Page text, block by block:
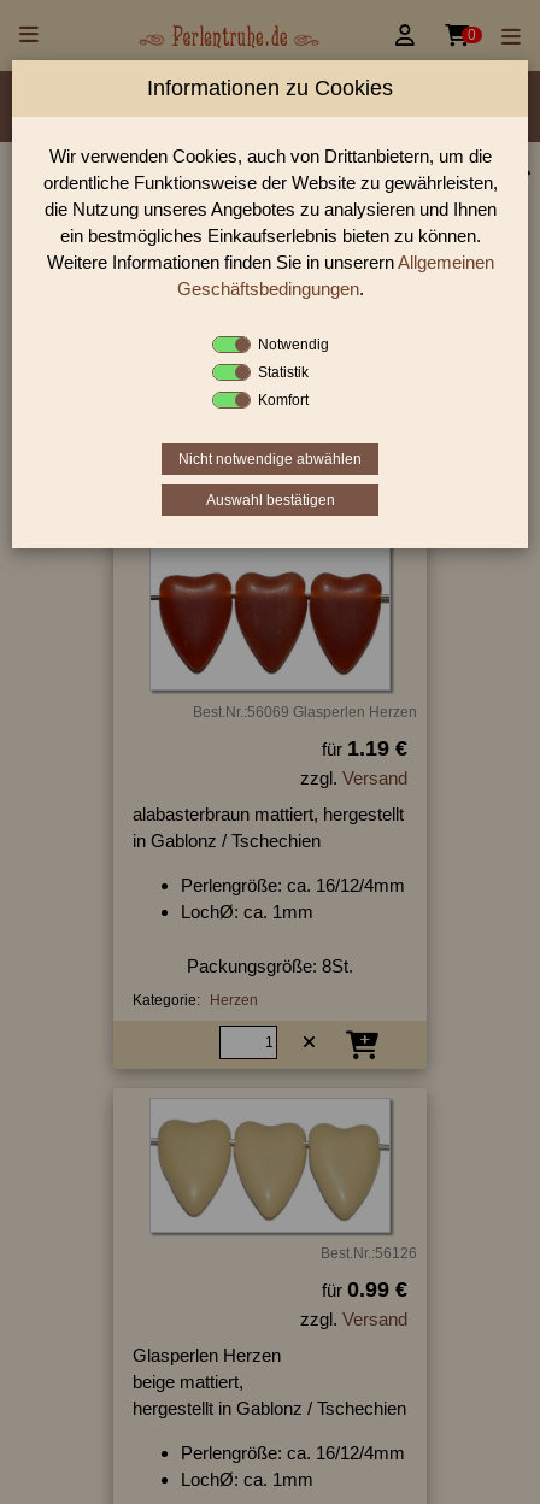
 0
Material/Glassorte Sorte/Form Farbe
Größen
Lochdurchmesser
Perlen Shop für gedrückte Perlen Herzen & Sterne
In unserem Perlen Shop finden sie zahlreich gedrückte Perlen
Herzen & Sterne und viele weiter Glasperlen.
Sie befinden sich in folgender Kategorie:
gedrückte Perlen|Herzen & Sterne
Best.Nr.:56069 Glasperlen Herzen
für 1.19 €
zzgl. Versand
alabasterbraun mattiert, hergestellt
in Gablonz / Tschechien
Perlengröße: ca. 16/12/4mm
LochØ: ca. 1mm
Packungsgröße: 8St.
Kategorie: Herzen
Best.Nr.:56126
für 0.99 €
zzgl. Versand
Glasperlen Herzen
beige mattiert,
hergestellt in Gablonz / Tschechien
Perlengröße: ca. 16/12/4mm
LochØ: ca. 1mm
Informationen zu Cookies
Wir verwenden Cookies, auch von Drittanbietern, um die
ordentliche Funktionsweise der Website zu gewährleisten,
die Nutzung unseres Angebotes zu analysieren und Ihnen
ein bestmögliches Einkaufserlebnis bieten zu können.
Weitere Informationen finden Sie in unserernAllgemeinen
Geschäftsbedingungen.
Notwendig
Statistik
Komfort
Nicht notwendige abwählen
Auswahl bestätigen